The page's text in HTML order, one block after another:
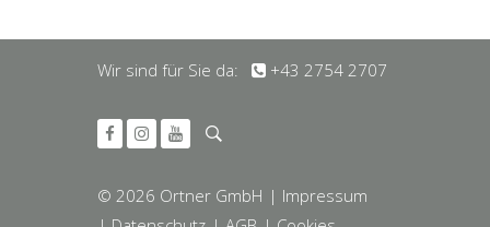
Wir sind für Sie da: +43 2754 2707
© 2026 Ortner GmbH | Impressum